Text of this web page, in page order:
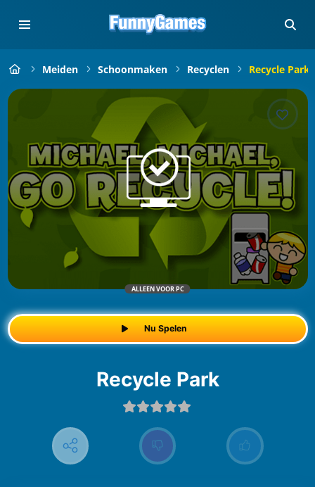
Meiden Schoonmaken Recyclen Recycle Park
ALLEEN VOOR PC
Nu Spelen
Recycle Park